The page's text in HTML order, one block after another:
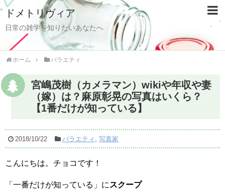
ドメトリヴィア
日常の雑学を知りたいあなたへ
ホーム バラエティ
宮嶋茂樹（カメラマン）wikiや年収や妻
（嫁）は？麻原彰晃の写真はいくら？
【1番だけが知っている】
2018/10/22 バラエティ , 写真家
こんにちは。チョコです！
「一番だけが知っている」に スクープ